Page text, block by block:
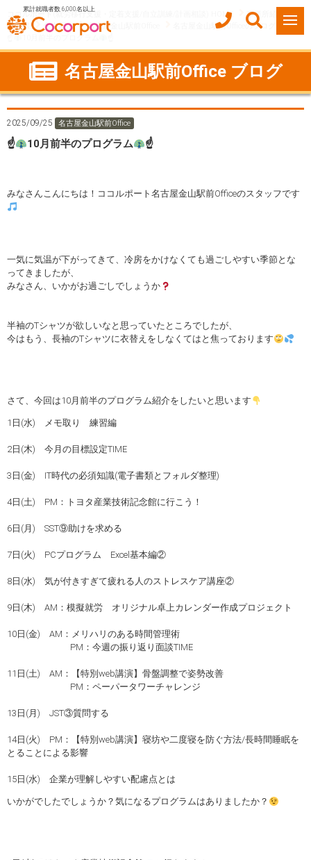
累計就職者数 6,000名以上
ココルポート(就労移行支援・定着支援/自立訓練/計画相談) HOME
事業所紹介
愛知県
名古屋市 名古屋金山駅前Office
名古屋金山駅前Officeのブログ
10月前半のプログラム
名古屋金山駅前Office ブログ
2025/09/25 名古屋金山駅前Office
☝ 10月前半のプログラム ☝
みなさんこんにちは！ココルポート名古屋金山駅前Officeのスタッフです
一気に気温が下がってきて、冷房をかけなくても過ごしやすい季節とな
ってきましたが、
みなさん、いかがお過ごしでしょうか
半袖のTシャツが欲しいなと思っていたところでしたが、
今はもう、長袖のTシャツに衣替えをしなくてはと焦っております
さて、今回は10月前半のプログラム紹介をしたいと思います
1日(水) メモ取り 練習編
2日(木) 今月の目標設定TIME
3日(金) IT時代の必須知識(電子書類とフォルダ整理)
4日(土) PM：トヨタ産業技術記念館に行こう！
6日(月) SST⑨助けを求める
7日(火) PCプログラム Excel基本編②
8日(水) 気が付きすぎて疲れる人のストレスケア講座②
9日(木) AM：模擬就労 オリジナル卓上カレンダー作成プロジェクト
10日(金) AM：メリハリのある時間管理術
PM：今週の振り返り面談TIME
11日(土) AM：【特別web講演】骨盤調整で姿勢改善
PM：ペーパータワーチャレンジ
13日(月) JST③質問する
14日(火) PM：【特別web講演】寝坊や二度寝を防ぐ方法/長時間睡眠を
とることによる影響
15日(水) 企業が理解しやすい配慮点とは
いかがでしたでしょうか？気になるプログラムはありましたか？